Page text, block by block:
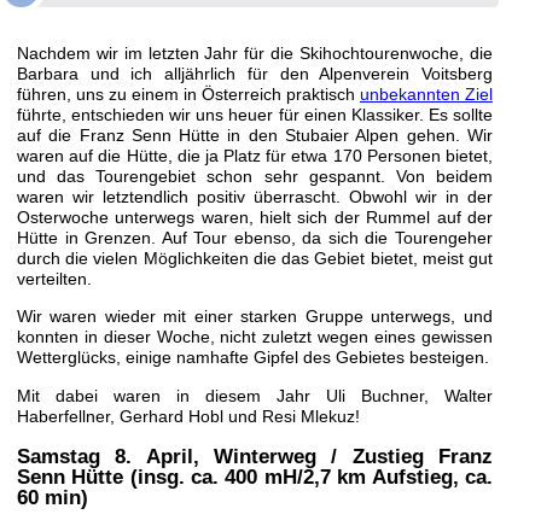
Nachdem wir im letzten Jahr für die Skihochtourenwoche, die
Barbara und ich alljährlich für den Alpenverein Voitsberg
führen, uns zu einem in Österreich praktisch unbekannten Ziel
führte, entschieden wir uns heuer für einen Klassiker. Es sollte
auf die Franz Senn Hütte in den Stubaier Alpen gehen. Wir
waren auf die Hütte, die ja Platz für etwa 170 Personen bietet,
und das Tourengebiet schon sehr gespannt. Von beidem
waren wir letztendlich positiv überrascht. Obwohl wir in der
Osterwoche unterwegs waren, hielt sich der Rummel auf der
Hütte in Grenzen. Auf Tour ebenso, da sich die Tourengeher
durch die vielen Möglichkeiten die das Gebiet bietet, meist gut
verteilten.
Wir waren wieder mit einer starken Gruppe unterwegs, und
konnten in dieser Woche, nicht zuletzt wegen eines gewissen
Wetterglücks, einige namhafte Gipfel des Gebietes besteigen.
Mit dabei waren in diesem Jahr Uli Buchner, Walter
Haberfellner, Gerhard Hobl und Resi Mlekuz!
Samstag 8. April , Winterweg / Zustieg Franz
Senn Hütte (insg. ca. 400 mH/2,7 km Aufstieg, ca.
60 min)